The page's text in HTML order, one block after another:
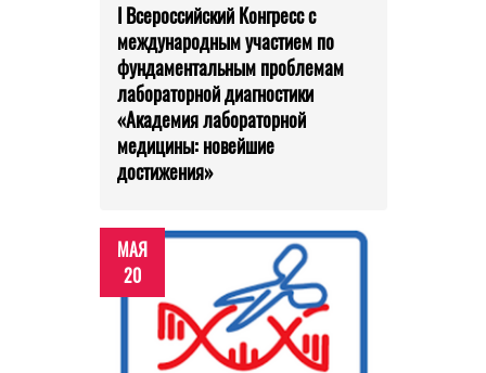
I Всероссийский Конгресс с
международным участием по
фундаментальным проблемам
лабораторной диагностики
«Академия лабораторной
медицины: новейшие
достижения»
МАЯ
20